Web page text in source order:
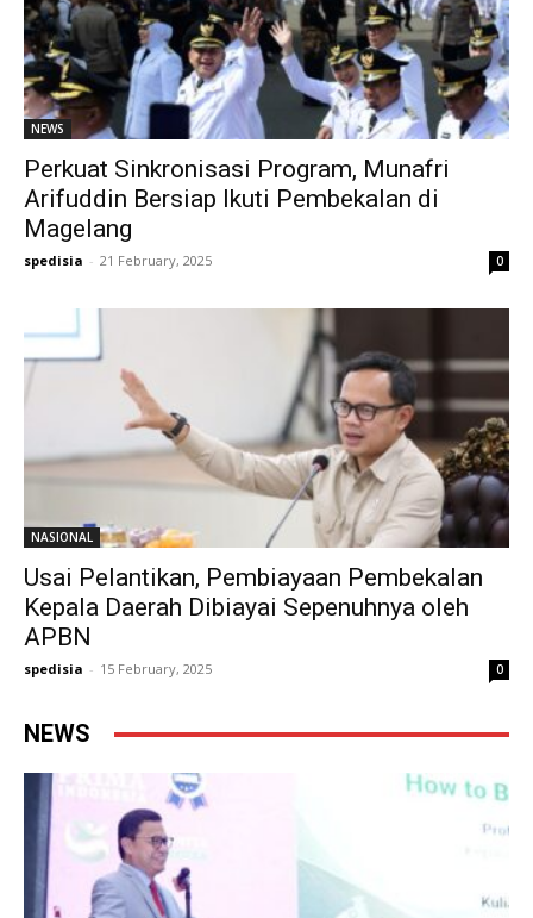
NEWS
Perkuat Sinkronisasi Program, Munafri
Arifuddin Bersiap Ikuti Pembekalan di
Magelang
spedisia - 21 February, 2025 0
NASIONAL
Usai Pelantikan, Pembiayaan Pembekalan
Kepala Daerah Dibiayai Sepenuhnya oleh
APBN
spedisia - 15 February, 2025 0
NEWS